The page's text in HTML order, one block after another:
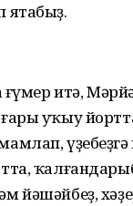
ятабыҙ.
ғүмер итә,
уҡыу
үҙебеҙгә
йәшәйбеҙ,